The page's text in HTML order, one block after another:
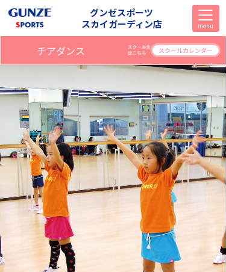
グンゼスポーツ
スカイガーディン店
menu
チアダンス スクールカレンダー